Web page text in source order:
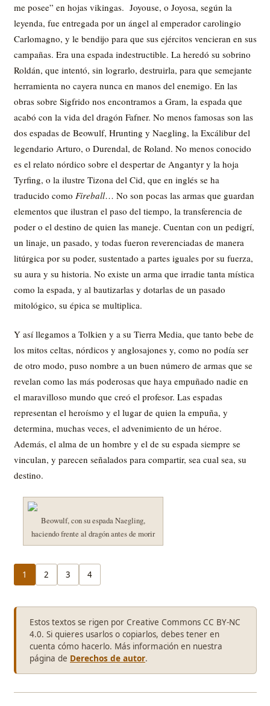
me posee” en hojas vikingas. Joyouse, o Joyosa, según la
leyenda, fue entregada por un ángel al emperador carolingio
Carlomagno, y le bendijo para que sus ejércitos vencieran en sus
campañas. Era una espada indestructible. La heredó su sobrino
Roldán, que intentó, sin lograrlo, destruirla, para que semejante
herramienta no cayera nunca en manos del enemigo. En las
obras sobre Sigfrido nos encontramos a Gram, la espada que
acabó con la vida del dragón Fafner. No menos famosas son las
dos espadas de Beowulf, Hrunting y Naegling, la Excálibur del
legendario Arturo, o Durendal, de Roland. No menos conocido
es el relato nórdico sobre el despertar de Angantyr y la hoja
Tyrfing, o la ilustre Tizona del Cid, que en inglés se ha
traducido como Fireball… No son pocas las armas que guardan
elementos que ilustran el paso del tiempo, la transferencia de
poder o el destino de quien las maneje. Cuentan con un pedigrí,
un linaje, un pasado, y todas fueron reverenciadas de manera
litúrgica por su poder, sustentado a partes iguales por su fuerza,
su aura y su historia. No existe un arma que irradie tanta mística
como la espada, y al bautizarlas y dotarlas de un pasado
mitológico, su épica se multiplica.
Y así llegamos a Tolkien y a su Tierra Media, que tanto bebe de
los mitos celtas, nórdicos y anglosajones y, como no podía ser
de otro modo, puso nombre a un buen número de armas que se
revelan como las más poderosas que haya empuñado nadie en
el maravilloso mundo que creó el profesor. Las espadas
representan el heroísmo y el lugar de quien la empuña, y
determina, muchas veces, el advenimiento de un héroe.
Además, el alma de un hombre y el de su espada siempre se
vinculan, y parecen señalados para compartir, sea cual sea, su
destino.
Beowulf, con su espada Naegling,
haciendo frente al dragón antes de morir
1 2 3 4
Estos textos se rigen por Creative Commons CC BY-NC
4.0. Si quieres usarlos o copiarlos, debes tener en
cuenta cómo hacerlo. Más información en nuestra
página de Derechos de autor.